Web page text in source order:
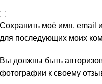
Сохранить моё имя, email
для последующих моих
Вы должны быть
фотографии к своему